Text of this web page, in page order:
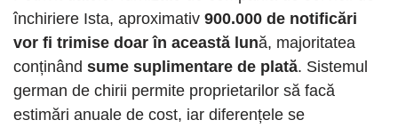
închiriere Ista, aproximativ 900.000 de notificări
vor fi trimise doar în această lună, majoritatea
conținând sume suplimentare de plată. Sistemul
german de chirii permite proprietarilor să facă
estimări anuale de cost, iar diferențele se